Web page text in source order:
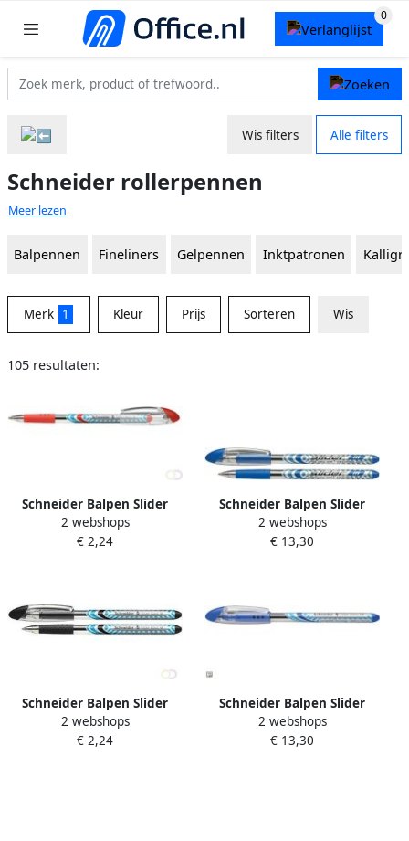
Wis filters Alle filters
Schneider rollerpennen
Meer lezen
Balpennen Fineliners Gelpennen Inktpatronen
Merk 1 Kleur Prijs Sorteren Wis
105 resultaten:
Schneider Balpen Slider
Schrijfbreedte 0 7 Mm Rood
10 Stuks
2 webshops
€ 2,24
Schneider Balpen Slider
schrijfbreedte 0 7 mm
blauw 10 stuks
2 webshops
€ 13,30
Schneider Balpen Slider
Schrijfbreedte 0 7 Mm
Zwart 10 Stuks
2 webshops
€ 2,24
Schneider Balpen Slider
schrijfbreedte 1 4 mm
blauw 10 stuks
2 webshops
€ 13,30